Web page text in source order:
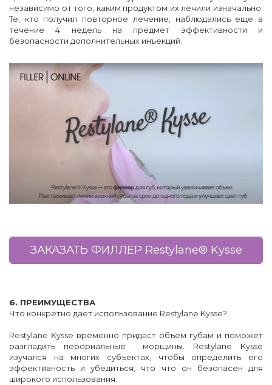
независимо от того, каким продуктом их лечили изначально.
Те, кто получил повторное лечение, наблюдались еще в
течение 4 недель на предмет эффективности и
безопасности дополнительных инъекций.
ЗАКАЗАТЬ ФИЛЛЕР Restylane® Kysse
6. ПРЕИМУЩЕСТВА
Что конкретно дает использование Restylane Kysse?
Restylane Kysse временно придаст объем губам и поможет
разгладить перориальные морщины. Restylane Kysse
изучался на многих субъектах, чтобы определить его
эффективность и убедиться, что что он безопасен для
широкого использования.